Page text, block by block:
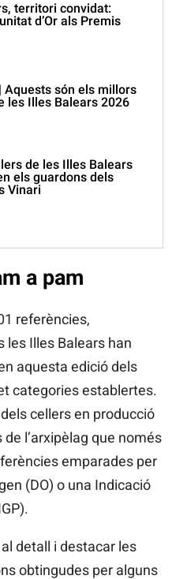
territori convidat:
d’Or als Premis
Aquests són els millors
les Illes Balears 2026
de les Illes Balears
els guardons dels
Vinari
a pam
referències,
Illes Balears han
aquesta edició dels
categories establertes.
cellers en producció
l’arxipèlag que només
emparades per
(DO) o una Indicació
detall i destacar les
obtingudes per alguns